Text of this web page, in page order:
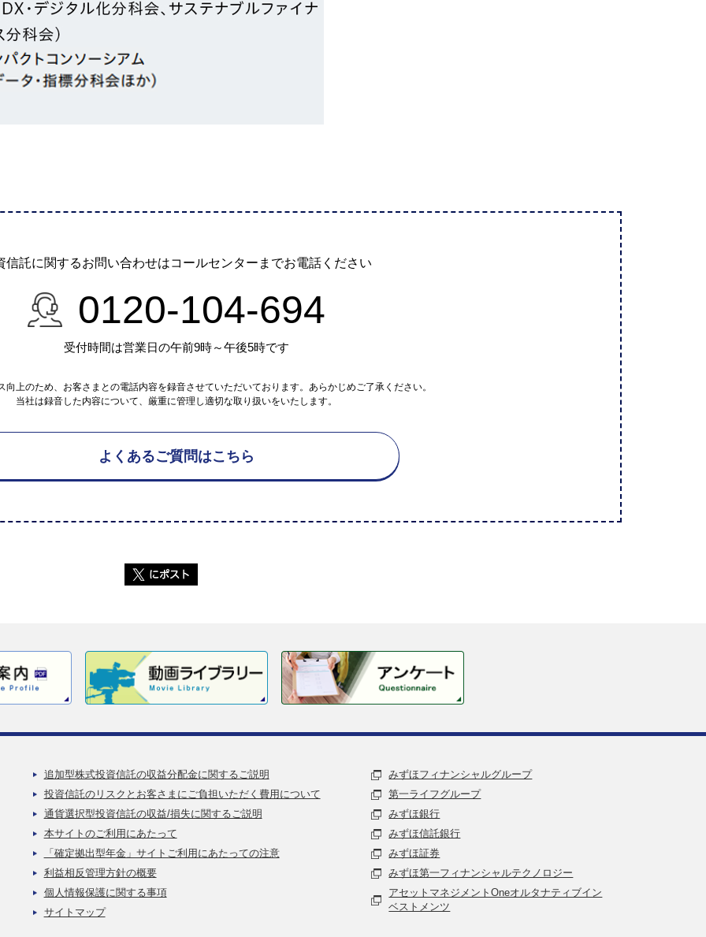
信託に関するお問い合わせはコールセンターまでお電話ください
0120-104-694
受付時間は営業日の午前9時～午後5時です
向上のため、お客さまとの電話内容を録音させていただいております。あらかじめご了承ください。
当社は録音した内容について、厳重に管理し適切な取り扱いをいたします。
よくあるご質問はこちら
追加型株式投資信託の収益分配金に関するご説明
投資信託のリスクとお客さまにご負担いただく費用について
通貨選択型投資信託の収益/損失に関するご説明
本サイトのご利用にあたって
「確定拠出型年金」サイトご利用にあたっての注意
利益相反管理方針の概要
個人情報保護に関する事項
サイトマップ
みずほフィナンシャルグループ
第一ライフグループ
みずほ銀行
みずほ信託銀行
みずほ証券
みずほ第一フィナンシャルテクノロジー
アセットマネジメントOneオルタナティブイン
ベストメンツ